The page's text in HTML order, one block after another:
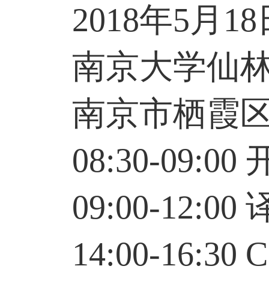
2018年5月18
南京大学仙
南京市栖霞区
08:30-09:00 开
09:00-12:00 译
14:00-16:30